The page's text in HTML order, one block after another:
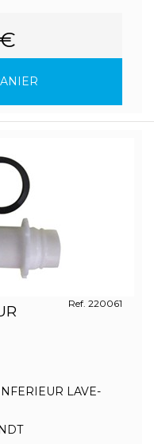
Ref. 220061
LAVE-